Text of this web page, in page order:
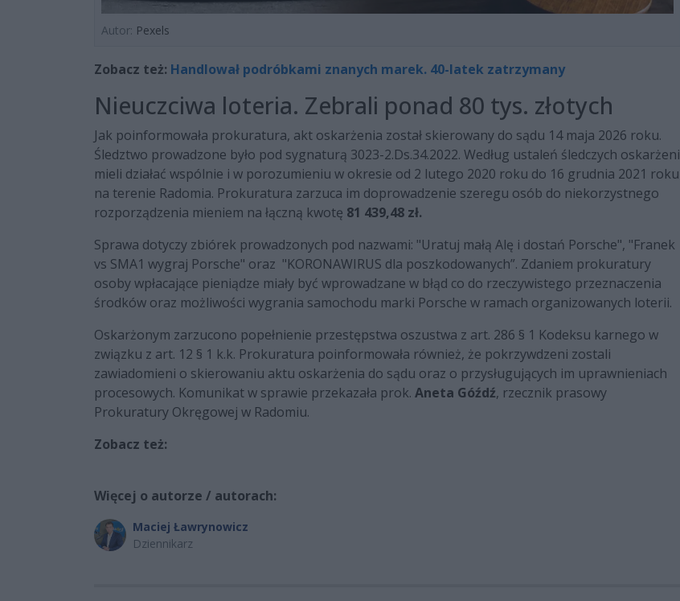
Autor: Pexels
Zobacz też: Handlował podróbkami znanych marek. 40-latek zatrzymany
Nieuczciwa loteria. Zebrali ponad 80 tys. złotych
Jak poinformowała prokuratura, akt oskarżenia został skierowany do sądu 14 maja 2026 roku.
Śledztwo prowadzone było pod sygnaturą 3023-2.Ds.34.2022. Według ustaleń śledczych oskarżeni
mieli działać wspólnie i w porozumieniu w okresie od 2 lutego 2020 roku do 16 grudnia 2021 roku
na terenie Radomia. Prokuratura zarzuca im doprowadzenie szeregu osób do niekorzystnego
rozporządzenia mieniem na łączną kwotę 81 439,48 zł.
Sprawa dotyczy zbiórek prowadzonych pod nazwami: "Uratuj małą Alę i dostań Porsche", "Franek
vs SMA1 wygraj Porsche" oraz "KORONAWIRUS dla poszkodowanych”. Zdaniem prokuratury
osoby wpłacające pieniądze miały być wprowadzane w błąd co do rzeczywistego przeznaczenia
środków oraz możliwości wygrania samochodu marki Porsche w ramach organizowanych loterii.
Oskarżonym zarzucono popełnienie przestępstwa oszustwa z art. 286 § 1 Kodeksu karnego w
związku z art. 12 § 1 k.k. Prokuratura poinformowała również, że pokrzywdzeni zostali
zawiadomieni o skierowaniu aktu oskarżenia do sądu oraz o przysługujących im uprawnieniach
procesowych. Komunikat w sprawie przekazała prok. Aneta Góźdź, rzecznik prasowy
Prokuratury Okręgowej w Radomiu.
Zobacz też:
Więcej o autorze / autorach:
Maciej Ławrynowicz
Dziennikarz